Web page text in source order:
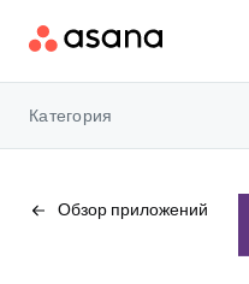
Категория
Обзор приложений